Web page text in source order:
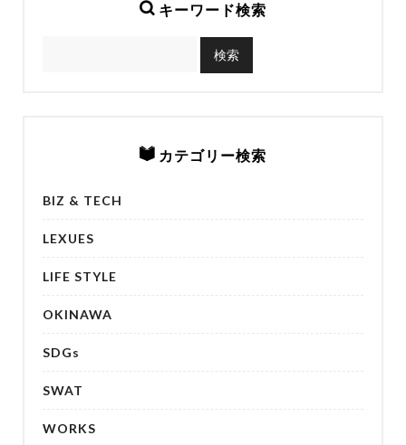
キーワード検索
カテゴリー検索
BIZ & TECH
LEXUES
LIFE STYLE
OKINAWA
SDGs
SWAT
WORKS